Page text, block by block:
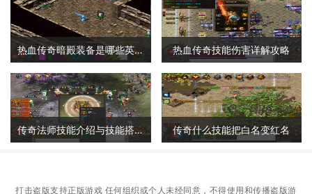
热血传奇暗殿装备是哪些英雄的 热血传奇技能伤害详解攻略
传奇法师技能介绍与技能搭配详解 传奇什么技能把白名变红名
打击盗版支持正版游戏 任何组织或个人未经同意，不得使用和传播盗版游